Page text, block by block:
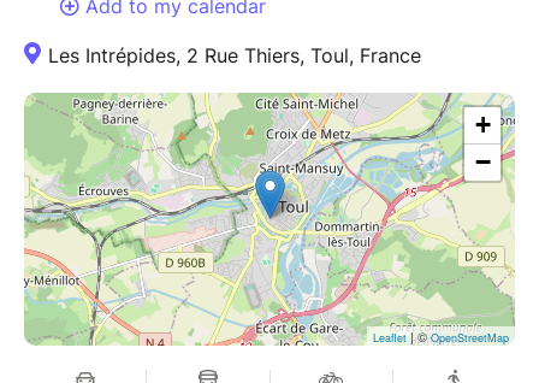
Add to my calendar
Les Intrépides, 2 Rue Thiers, Toul, France
+
−
Leaflet| ©OpenStreetMap